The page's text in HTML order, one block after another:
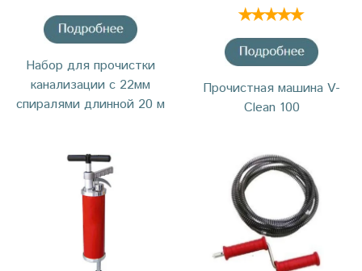
Набор для прочистки
канализации с 22мм
спиралями длинной 20 м
Прочистная машина V-
Clean 100